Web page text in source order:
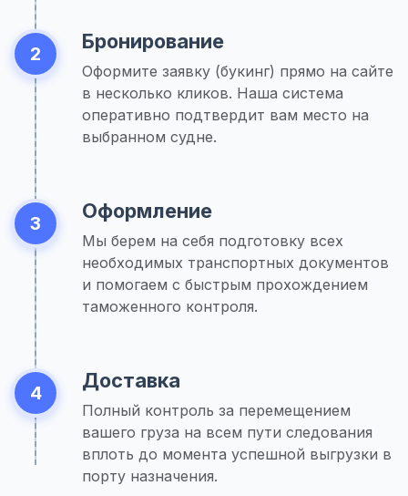
2
Бронирование
Оформите заявку (букинг) прямо на сайте
в несколько кликов. Наша система
оперативно подтвердит вам место на
выбранном судне.
3
Оформление
Мы берем на себя подготовку всех
необходимых транспортных документов
и помогаем с быстрым прохождением
таможенного контроля.
4
Доставка
Полный контроль за перемещением
вашего груза на всем пути следования
вплоть до момента успешной выгрузки в
порту назначения.